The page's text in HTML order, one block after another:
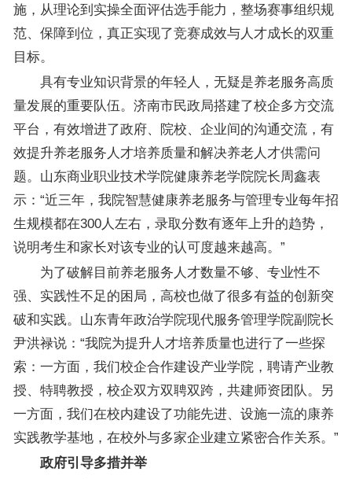
施，从理论到实操全面评估选手能力，整场赛事组织规
范、保障到位，真正实现了竞赛成效与人才成长的双重
目标。
具有专业知识背景的年轻人，无疑是养老服务高质
量发展的重要队伍。济南市民政局搭建了校企多方交流
平台，有效增进了政府、院校、企业间的沟通交流，有
效提升养老服务人才培养质量和解决养老人才供需问
题。山东商业职业技术学院健康养老学院院长周鑫表
示：“近三年，我院智慧健康养老服务与管理专业每年招
生规模都在300人左右，录取分数有逐年上升的趋势，
说明考生和家长对该专业的认可度越来越高。”
为了破解目前养老服务人才数量不够、专业性不
强、实践性不足的困局，高校也做了很多有益的创新突
破和实践。山东青年政治学院现代服务管理学院副院长
尹洪禄说：“我院为提升人才培养质量也进行了一些探
索：一方面，我们校企合作建设产业学院，聘请产业教
授、特聘教授，校企双方双聘双跨，共建师资团队。另
一方面，我们在校内建设了功能先进、设施一流的康养
实践教学基地，在校外与多家企业建立紧密合作关系。”
政府引导多措并举